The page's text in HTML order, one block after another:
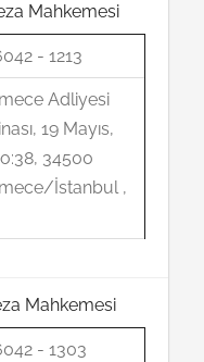
Mahkemesi
- 1213
Adliyesi
19 Mayıs,
34500
İstanbul ,
Mahkemesi
- 1303